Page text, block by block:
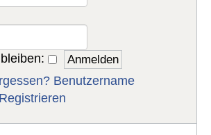
Benutzername
Registrieren